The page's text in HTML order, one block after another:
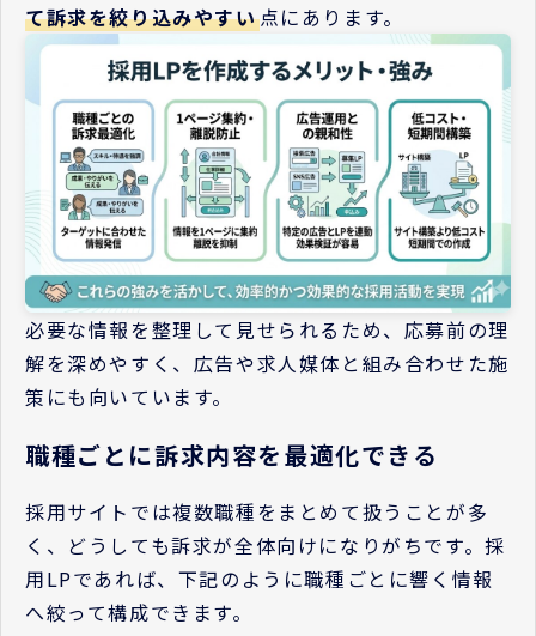
て訴求を絞り込みやすい点にあります。
必要な情報を整理して見せられるため、応募前の理
解を深めやすく、広告や求人媒体と組み合わせた施
策にも向いています。
職種ごとに訴求内容を最適化できる
採用サイトでは複数職種をまとめて扱うことが多
く、どうしても訴求が全体向けになりがちです。採
用LPであれば、下記のように職種ごとに響く情報
へ絞って構成できます。